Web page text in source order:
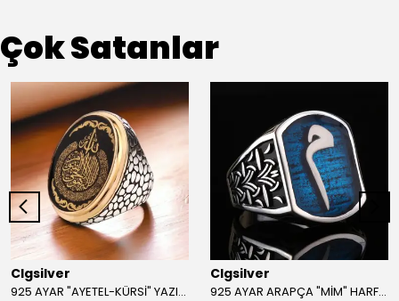
Çok Satanlar
Clgsilver
925 AYAR "AYETEL-KÜRSİ" YAZILI GÜMÜŞ ERKEK YÜZÜK
Clgsilver
925 AYAR ARAPÇA "MİM" HARFLİ GÜMÜŞ ERKEK YÜZÜK